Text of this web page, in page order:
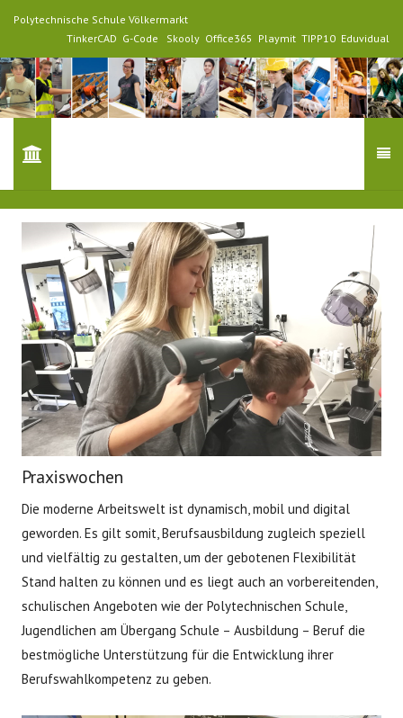
Polytechnische Schule Völkermarkt
TinkerCAD G-Code Skooly Office365 Playmit TIPP10 Eduvidual
Praxiswochen
Die moderne Arbeitswelt ist dynamisch, mobil und digital
geworden. Es gilt somit, Berufsausbildung zugleich speziell
und vielfältig zu gestalten, um der gebotenen Flexibilität
Stand halten zu können und es liegt auch an vorbereitenden,
schulischen Angeboten wie der Polytechnischen Schule,
Jugendlichen am Übergang Schule – Ausbildung – Beruf die
bestmögliche Unterstützung für die Entwicklung ihrer
Berufswahlkompetenz zu geben.